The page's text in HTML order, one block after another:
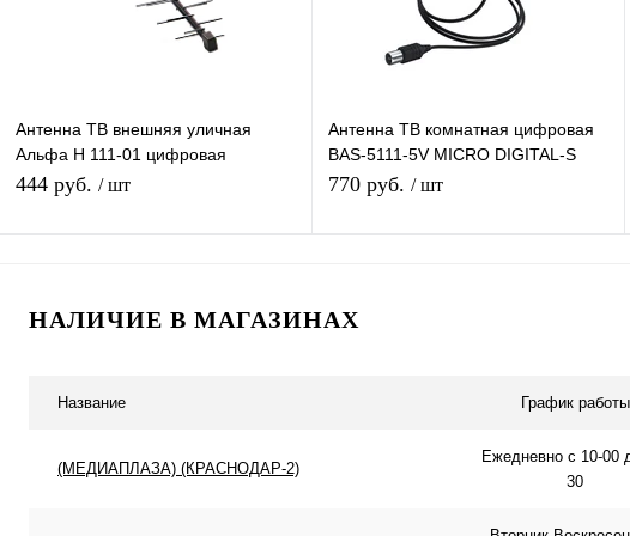
Антенна ТВ внешняя уличная
Альфа Н 111-01 цифровая
эфирная для DVB-T2 телевидения
444 руб. / шт
Антенна ТВ комнатная цифровая
BAS-5111-5V MICRO DIGITAL-S
эфирная для DVB-T2 телевидения
770 руб. / шт
НАЛИЧИЕ В МАГАЗИНАХ
Название График работы
(МЕДИАПЛАЗА) (КРАСНОДАР-2)
Ежедневно с 10-00
30